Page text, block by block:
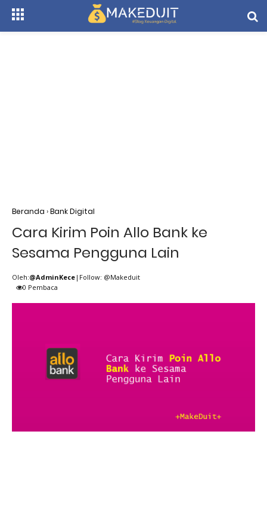
Beranda ›Bank Digital
Cara Kirim Poin Allo Bank ke
Sesama Pengguna Lain
Oleh:@AdminKece |Follow: @Makeduit
0 Pembaca